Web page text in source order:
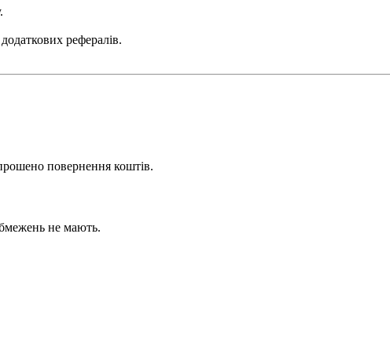
рефералів.
повернення коштів.
не мають.